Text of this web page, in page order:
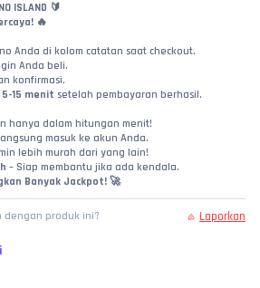
ISLAND 🔰
🔥
Anda di kolom catatan saat checkout.
Anda beli.
konfirmasi.
5-15 menit setelah pembayaran berhasil.
hanya dalam hitungan menit!
masuk ke akun Anda.
lebih murah dari yang lain!
– Siap membantu jika ada kendala.
Banyak Jackpot! 🚀
dengan produk ini? Laporkan